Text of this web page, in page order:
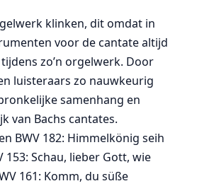
klinken, dit omdat in
voor de cantate altijd
zo’n orgelwerk. Door
luisteraars zo nauwkeurig
samenhang en
van Bachs cantates.
BWV 182: Himmelkönig seih
153: Schau, lieber Gott, wie
161: Komm, du süße